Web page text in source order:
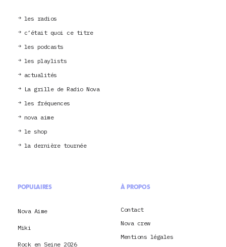
les radios
c’était quoi ce titre
les podcasts
les playlists
actualités
La grille de Radio Nova
les fréquences
nova aime
le shop
la dernière tournée
POPULAIRES
Nova Aime
Miki
Rock en Seine 2026
À PROPOS
Contact
Nova crew
Mentions légales